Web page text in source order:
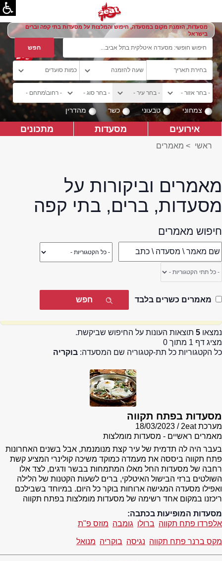
מסעדות, הזמנת מקום במסעדה, חיפוש והמלצות על מסעדות בתי קפה וברים
בישראל
צמחוני טבעוני כשר מהדרין
אירועים מסעדות מתכונים
ראשי > מאמרים
מאמרים וביקורות על
מסעדות, ברים, בתי קפה
חיפוש מאמרים
מאמרים כשרים בלבד
נמצאו 5 תוצאות העונות על החיפוש שביקשת.
מציג דף 1 מתוך 0
כל הקטגוריות כל תת-קטגוריה שם המסעדה: בוקריה
מסעדות בפתח תקווה
מערכת 2eat
18/03/2023
מאמרים ראשיים - מסעדות מומלצות
בעבר היה לה תדמית של עיר קצת מנומנמת, אבל בשנים האחרונות
פתח תקווה ביססה את מעמדה כמוקד משיכה קולינרי המציע קשת
רחבה של מסעדות החל מאלו המתמחות בבשר ודגים, לצד אלו
השולטים ברזי הבישול האיטלקי, ברים לשעות הקטנות של הלילה
ואפילו מסעדה המגישה ארוחות בוקר כל היום. במיוחד בשבילכם
ריכזנו במקום אחד רשימה של מסעדות מומלצות בפתח תקווה
מסעדות המופיעות בכתבה:
אלפרדו פתח תקווה ברולו גומבה מוזס פ"ת
מקס ברנר פתח תקווה נגיסה בוקריה מנואל